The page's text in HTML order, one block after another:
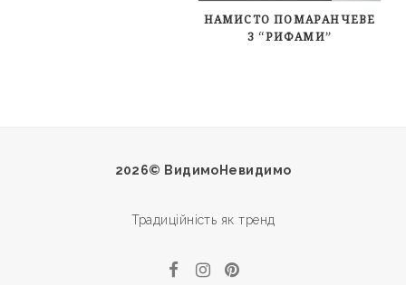
НАМИСТО ПОМАРАНЧЕВЕ
З “РИФАМИ”
2026© ВидимоНевидимо
Традиційність як тренд